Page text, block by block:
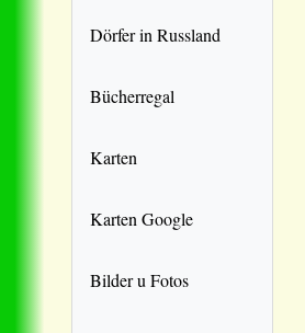
Dörfer in Russland
Bücherregal
Karten
Karten Google
Bilder u Fotos